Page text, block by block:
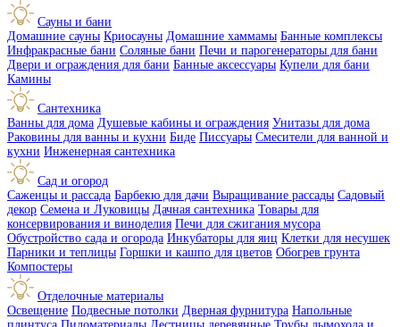
Сауны и бани
Домашние сауны Криосауны Домашние хаммамы Банные комплексы
Инфракрасные бани Соляные бани Печи и парогенераторы для бани
Двери и ограждения для бани Банные аксессуары Купели для бани
Камины
Сантехника
Ванны для дома Душевые кабины и ограждения Унитазы для дома
Раковины для ванны и кухни Биде Писсуары Смесители для ванной и
кухни Инженерная сантехника
Сад и огород
Саженцы и рассада Барбекю для дачи Выращивание рассады Садовый
декор Семена и Луковицы Дачная сантехника Товары для
консервирования и виноделия Печи для сжигания мусора
Обустройство сада и огорода Инкубаторы для яиц Клетки для несушек
Парники и теплицы Горшки и кашпо для цветов Обогрев грунта
Компостеры
Отделочные материалы
Освещение Подвесные потолки Дверная фурнитура Напольные